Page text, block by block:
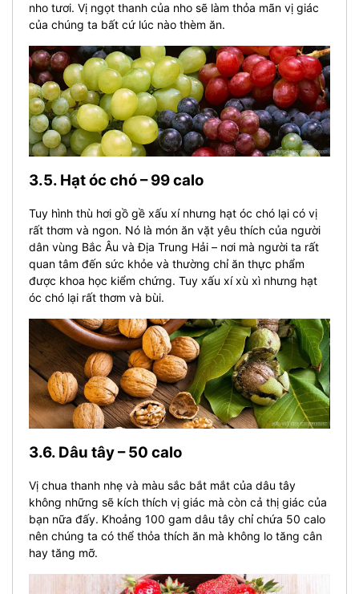
nho tươi. Vị ngọt thanh của nho sẽ làm thỏa mãn vị giác
của chúng ta bất cứ lúc nào thèm ăn.
3.5. Hạt óc chó – 99 calo
Tuy hình thù hơi gồ gề xấu xí nhưng hạt óc chó lại có vị
rất thơm và ngon. Nó là món ăn vặt yêu thích của người
dân vùng Bắc Âu và Địa Trung Hải – nơi mà người ta rất
quan tâm đến sức khỏe và thường chỉ ăn thực phẩm
được khoa học kiểm chứng. Tuy xấu xí xù xì nhưng hạt
óc chó lại rất thơm và bùi.
3.6. Dâu tây – 50 calo
Vị chua thanh nhẹ và màu sắc bắt mắt của dâu tây
không những sẽ kích thích vị giác mà còn cả thị giác của
bạn nữa đấy. Khoảng 100 gam dâu tây chỉ chứa 50 calo
nên chúng ta có thể thỏa thích ăn mà không lo tăng cân
hay tăng mỡ.